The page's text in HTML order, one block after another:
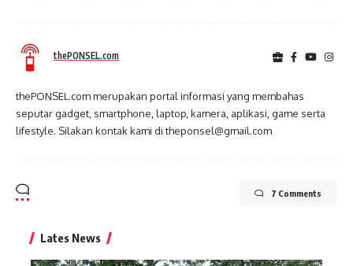
thePONSEL.com
thePONSEL.com merupakan portal informasi yang membahas
seputar gadget, smartphone, laptop, kamera, aplikasi, game serta
lifestyle. Silakan kontak kami di theponsel@gmail.com
7 Comments
Lates News